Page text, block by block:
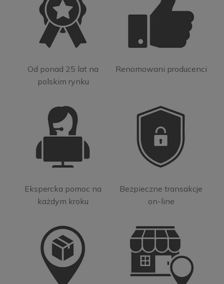
Od ponad 25 lat na
polskim rynku
Renomowani producenci
Ekspercka pomoc na
każdym kroku
Bezpieczne transakcje
on-line